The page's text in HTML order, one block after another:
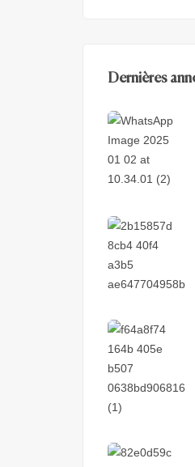
Dernières